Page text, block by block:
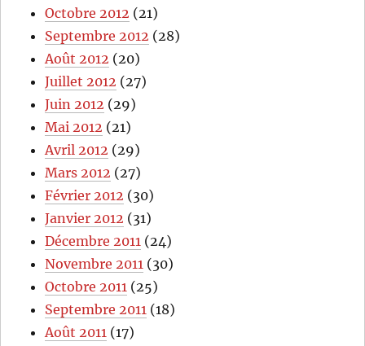
Octobre 2012 (21)
Septembre 2012 (28)
Août 2012 (20)
Juillet 2012 (27)
Juin 2012 (29)
Mai 2012 (21)
Avril 2012 (29)
Mars 2012 (27)
Février 2012 (30)
Janvier 2012 (31)
Décembre 2011 (24)
Novembre 2011 (30)
Octobre 2011 (25)
Septembre 2011 (18)
Août 2011 (17)